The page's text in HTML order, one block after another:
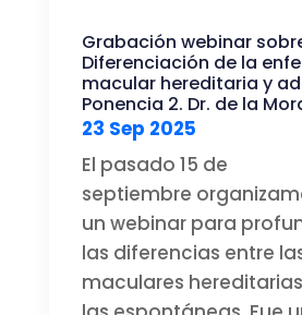
Grabación webinar
Diferenciación de la
macular hereditaria y
Ponencia 2. Dr. de la
23 Sep 2025
El pasado 15 de
septiembre
un webinar para
las diferencias entre
maculares